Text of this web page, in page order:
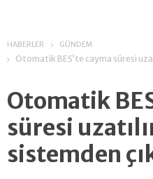
HABERLER GÜNDEM
Otomatik BES’te cayma süresi
Otomatik
süresi
sistemden